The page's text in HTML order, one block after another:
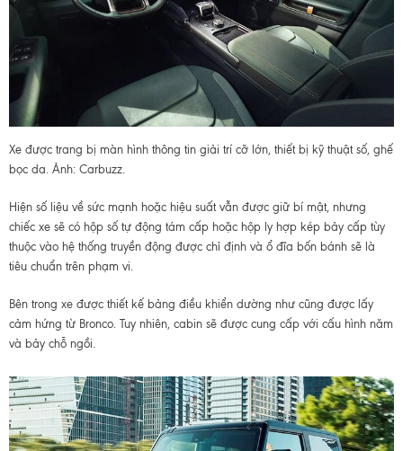
Xe được trang bị màn hình thông tin giải trí cỡ lớn, thiết bị kỹ thuật số, ghế
bọc da. Ảnh: Carbuzz.
Hiện số liệu về sức mạnh hoặc hiệu suất vẫn được giữ bí mật, nhưng
chiếc xe sẽ có hộp số tự động tám cấp hoặc hộp ly hợp kép bảy cấp tùy
thuộc vào hệ thống truyền động được chỉ định và ổ đĩa bốn bánh sẽ là
tiêu chuẩn trên phạm vi.
Bên trong xe được thiết kế bảng điều khiển dường như cũng được lấy
cảm hứng từ Bronco. Tuy nhiên, cabin sẽ được cung cấp với cấu hình năm
và bảy chỗ ngồi.